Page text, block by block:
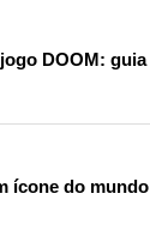
DOOM: guia
ícone do mundo